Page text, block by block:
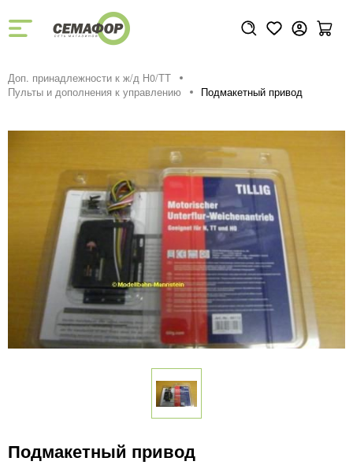
Доп. принадлежности к ж/д H0/ТТ
Пульты и дополнения к управлению
Подмакетный привод
Подмакетный привод